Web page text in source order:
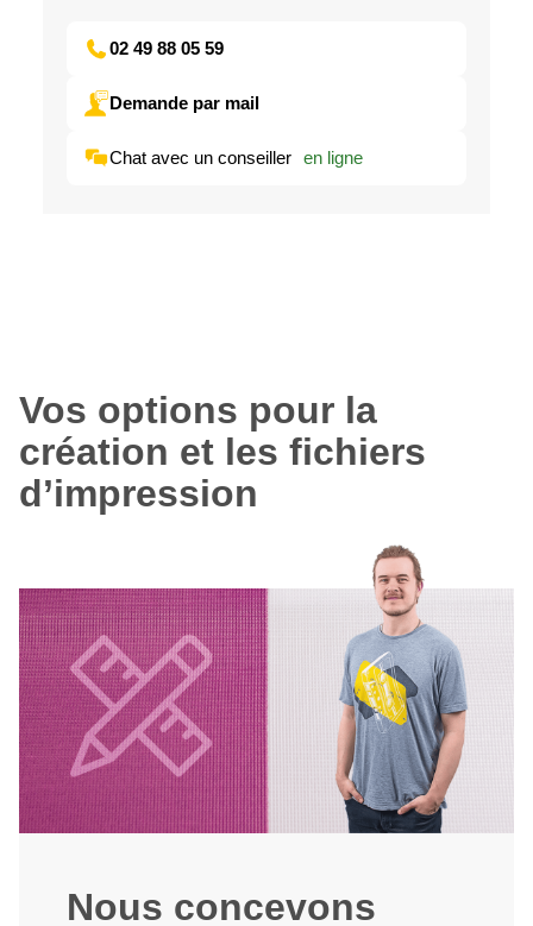
02 49 88 05 59
Demande par mail
Chat avec un conseiller en ligne
Vos options pour la
création et les fichiers
d’impression
Nous concevons